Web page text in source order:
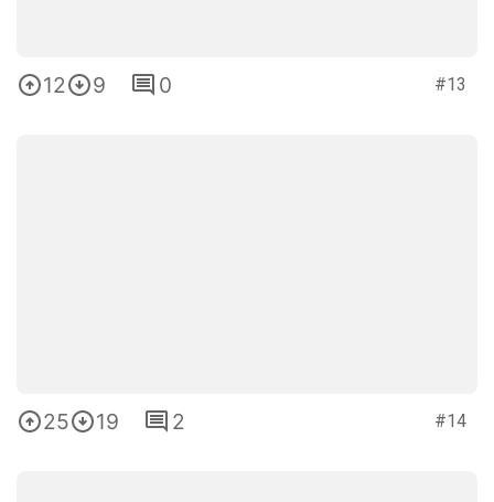
12 9 0 #13
25 19 2 #14